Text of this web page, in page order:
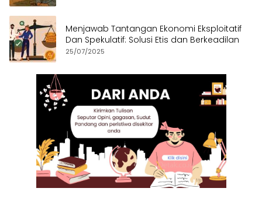
Menjawab Tantangan Ekonomi Eksploitatif
Dan Spekulatif: Solusi Etis dan Berkeadilan
25/07/2025